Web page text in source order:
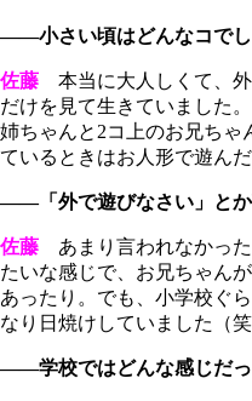
――小さい頃はどんなコでし
佐藤 本当に大人しくて、外
だけを見て生きていました
姉ちゃんと2コ上のお兄ちゃ
ているときはお人形で遊んだ
――「外で遊びなさい」とか
佐藤 あまり言われなかっ
たいな感じで、お兄ちゃん
あったり。でも、小学校ぐ
なり日焼けしていました（笑
――学校ではどんな感じだっ